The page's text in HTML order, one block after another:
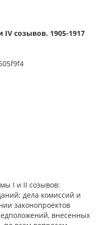
IV созывов. 1905-1917
I и II созывов:
дела комиссий и
законопроектов
внесенных